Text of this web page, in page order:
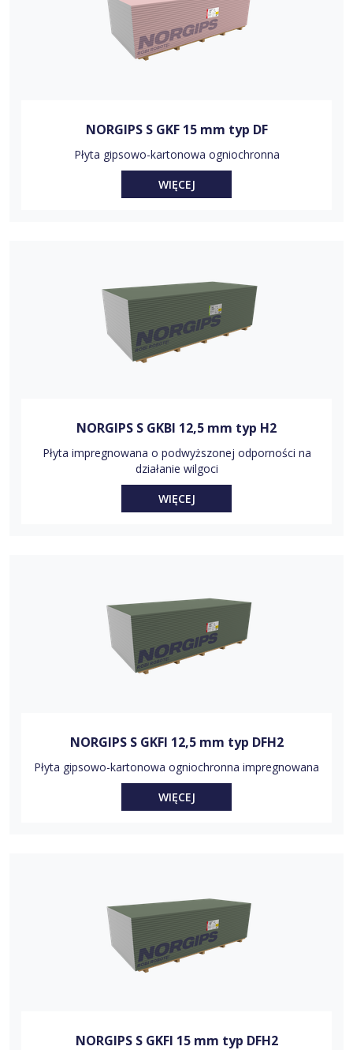
NORGIPS S GKF 15 mm typ DF
Płyta gipsowo-kartonowa ogniochronna
WIĘCEJ
NORGIPS S GKBI 12,5 mm typ H2
Płyta impregnowana o podwyższonej odporności na
działanie wilgoci
WIĘCEJ
NORGIPS S GKFI 12,5 mm typ DFH2
Płyta gipsowo-kartonowa ogniochronna impregnowana
WIĘCEJ
NORGIPS S GKFI 15 mm typ DFH2